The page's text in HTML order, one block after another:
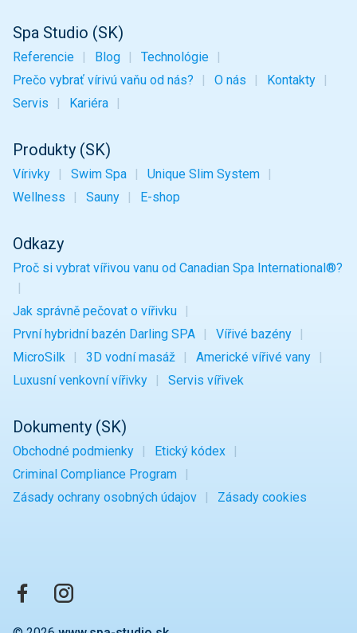
Spa Studio (SK)
Referencie Blog
Technológie
Prečo vybrať vírivú vaňu od nás?
O nás
Kontakty
Servis
Kariéra
Produkty (SK)
Vírivky Swim Spa
Unique Slim System
Wellness
Sauny E-shop
Odkazy
Proč si vybrat vířivou vanu od Canadian Spa International®?
Jak správně pečovat o vířivku
První hybridní bazén Darling SPA
Vířivé bazény
MicroSilk
3D vodní masáž
Americké vířivé vany
Luxusní venkovní vířivky
Servis vířivek
Dokumenty (SK)
Obchodné podmienky
Etický kódex
Criminal Compliance Program
Zásady ochrany osobných údajov
Zásady cookies